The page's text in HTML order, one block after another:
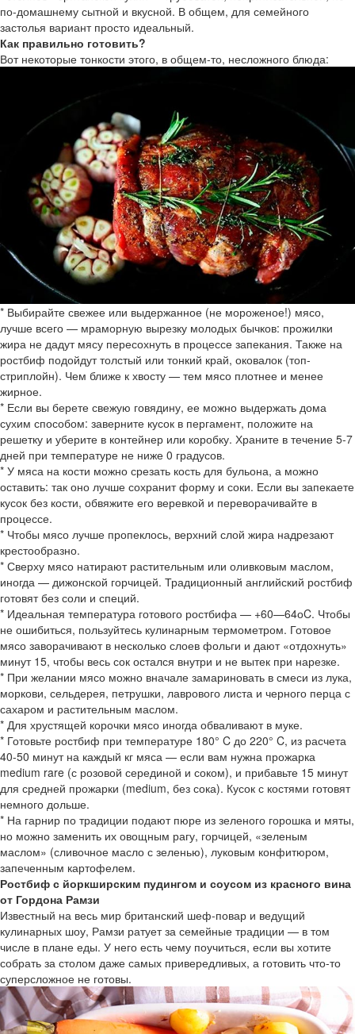
по-домашнему сытной и вкусной. В общем, для семейного
застолья вариант просто идеальный.
Как правильно готовить?
Вот некоторые тонкости этого, в общем-то, несложного блюда:
* Выбирайте свежее или выдержанное (не мороженое!) мясо,
лучше всего — мраморную вырезку молодых бычков: прожилки
жира не дадут мясу пересохнуть в процессе запекания. Также на
ростбиф подойдут толстый или тонкий край, оковалок (топ-
стриплойн). Чем ближе к хвосту — тем мясо плотнее и менее
жирное.
* Если вы берете свежую говядину, ее можно выдержать дома
сухим способом: заверните кусок в пергамент, положите на
решетку и уберите в контейнер или коробку. Храните в течение 5-7
дней при температуре не ниже 0 градусов.
* У мяса на кости можно срезать кость для бульона, а можно
оставить: так оно лучше сохранит форму и соки. Если вы запекаете
кусок без кости, обвяжите его веревкой и переворачивайте в
процессе.
* Чтобы мясо лучше пропеклось, верхний слой жира надрезают
крестообразно.
* Сверху мясо натирают растительным или оливковым маслом,
иногда — дижонской горчицей. Традиционный английский ростбиф
готовят без соли и специй.
* Идеальная температура готового ростбифа — +60—64оC. Чтобы
не ошибиться, пользуйтесь кулинарным термометром. Готовое
мясо заворачивают в несколько слоев фольги и дают «отдохнуть»
минут 15, чтобы весь сок остался внутри и не вытек при нарезке.
* При желании мясо можно вначале замариновать в смеси из лука,
моркови, сельдерея, петрушки, лаврового листа и черного перца с
сахаром и растительным маслом.
* Для хрустящей корочки мясо иногда обваливают в муке.
* Готовьте ростбиф при температуре 180° C до 220° C, из расчета
40-50 минут на каждый кг мяса — если вам нужна прожарка
medium rare (с розовой серединой и соком), и прибавьте 15 минут
для средней прожарки (medium, без сока). Кусок с костями готовят
немного дольше.
* На гарнир по традиции подают пюре из зеленого горошка и мяты,
но можно заменить их овощным рагу, горчицей, «зеленым
маслом» (сливочное масло с зеленью), луковым конфитюром,
запеченным картофелем.
Ростбиф с йоркширским пудингом и соусом из красного вина
от Гордона Рамзи
Известный на весь мир британский шеф-повар и ведущий
кулинарных шоу, Рамзи ратует за семейные традиции — в том
числе в плане еды. У него есть чему поучиться, если вы хотите
собрать за столом даже самых привередливых, а готовить что-то
суперсложное не готовы.